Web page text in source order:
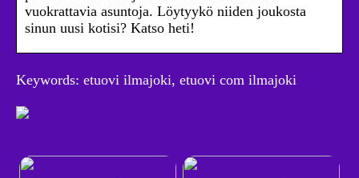
vuokrattavia asuntoja. Löytyykö niiden joukosta
sinun uusi kotisi? Katso heti!
Keywords: etuovi ilmajoki, etuovi com ilmajoki